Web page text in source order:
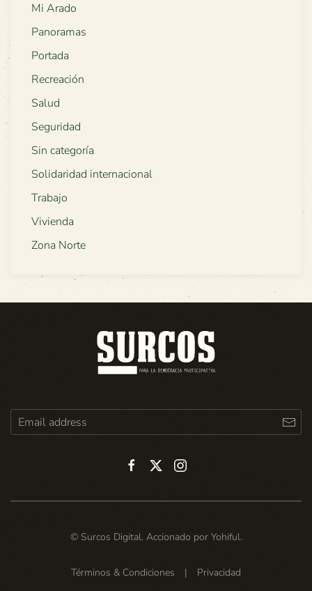
Mi Arado
Panoramas
Portada
Recreación
Salud
Seguridad
Sin categoría
Solidaridad internacional
Trabajo
Vivienda
Zona Norte
© Surcos Digital. Accionado por Yohiful.
Términos & Condiciones | Privacidad